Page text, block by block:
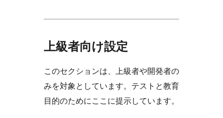
上級者向け設定
このセクションは、上級者や開発者の
みを対象としています。テストと教育
目的のためにここに提示しています。